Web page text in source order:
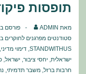
תופסות
מאת ADMIN פורסם
סטודנטים מפרגנים לחוקרים
STANDWITHUS
, דימוי מדיני,
ישראלית, יחסי ציבור, ישראל,
חרבות ברזל, משבר תדמיתי,